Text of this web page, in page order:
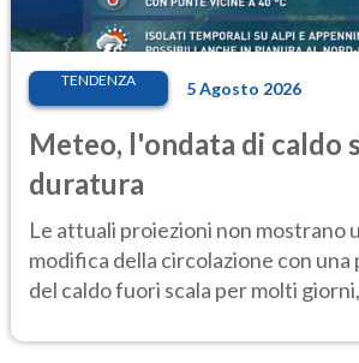
TENDENZA 5 Agosto 2026
Meteo, l'ondata di caldo
duratura
Le attuali proiezioni non mostrano
modifica della circolazione con una
del caldo fuori scala per molti